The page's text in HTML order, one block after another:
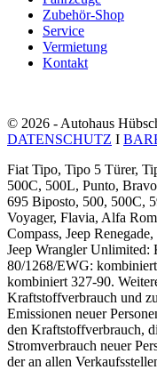
Zubehör-Shop
Service
Vermietung
Kontakt
© 2026 - Autohaus
DATENSCHUTZ I
Fiat Tipo, Tipo 5 Türer,
500C, 500L, Punto,
695 Biposto, 500, 500C,
Voyager, Flavia, Alfa
Compass, Jeep
Jeep Wrangler
80/1268/EWG:
kombiniert 327-90.
Kraftstoffverbrauch und
Emissionen neuer
den Kraftstoffverbrauch,
Stromverbrauch neuer
der an allen